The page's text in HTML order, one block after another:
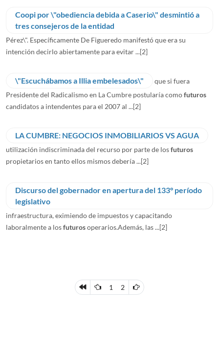
Coopi por \"obediencia debida a Caserio\" desmintió a
tres consejeros de la entidad
Pérez\". Específicamente De Figueredo manifestó que era su
intención decirlo abiertamente para evitar ...[2]
\"Escuchábamos a Illia embelesados\"
que si fuera
Presidente del Radicalismo en La Cumbre postularía comofuturos
candidatos a intendentes para el 2007 al ...[2]
LA CUMBRE: NEGOCIOS INMOBILIARIOS VS AGUA
utilización indiscriminada del recurso por parte de losfuturos
propietarios en tanto ellos mismos debería ...[2]
Discurso del gobernador en apertura del 133° período
legislativo
infraestructura, eximiendo de impuestos y capacitando
laboralmente a losfuturosoperarios.Además, las ...[2]
1 2